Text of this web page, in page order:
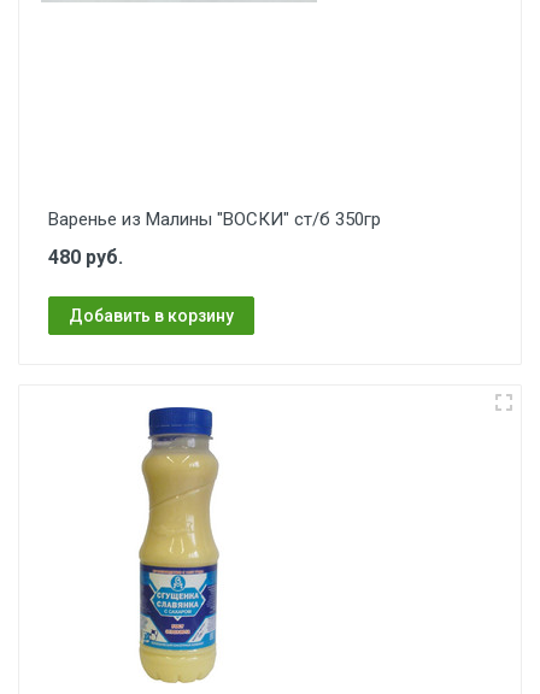
Варенье из Малины "ВОСКИ" ст/б 350гр
480 руб.
Добавить в корзину